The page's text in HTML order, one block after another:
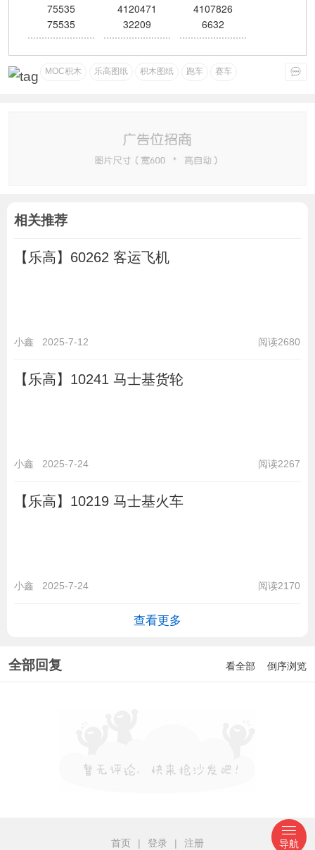
75535
75535
4120471
32209
4107826
6632
MOC积木 乐高图纸 积木图纸 跑车 赛车
相关推荐
【乐高】60262 客运飞机
小鑫 2025-7-12 阅读2680
【乐高】10241 马士基货轮
小鑫 2025-7-24 阅读2267
【乐高】10219 马士基火车
小鑫 2025-7-24 阅读2170
查看更多
全部回复 看全部 倒序浏览
首页 | 登录 | 注册 导航